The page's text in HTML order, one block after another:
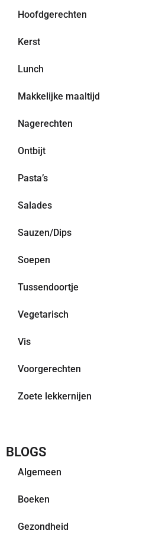
Hoofdgerechten
Kerst
Lunch
Makkelijke maaltijd
Nagerechten
Ontbijt
Pasta’s
Salades
Sauzen/Dips
Soepen
Tussendoortje
Vegetarisch
Vis
Voorgerechten
Zoete lekkernijen
BLOGS
Algemeen
Boeken
Gezondheid